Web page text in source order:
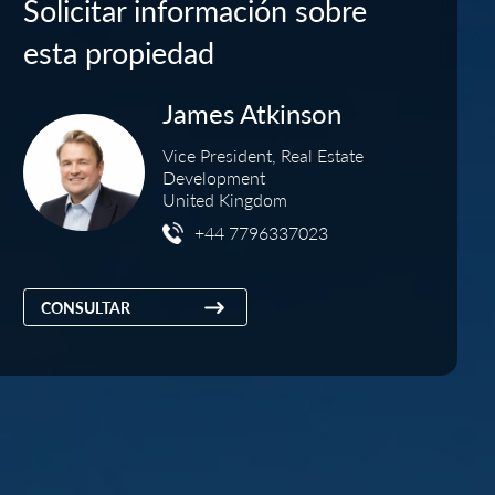
Solicitar información sobre
esta propiedad
James Atkinson
Vice President, Real Estate
Development
United Kingdom
+44 7796337023
CONSULTAR